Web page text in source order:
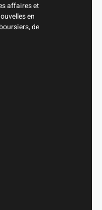
affaires et
en
de